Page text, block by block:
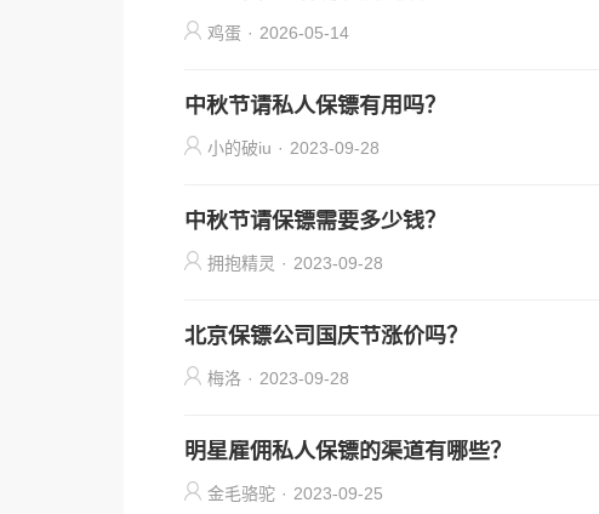
鸡蛋 · 2026-05-14
中秋节请私人保镖有用吗？
小的破iu · 2023-09-28
中秋节请保镖需要多少钱？
拥抱精灵 · 2023-09-28
北京保镖公司国庆节涨价吗？
梅洛 · 2023-09-28
明星雇佣私人保镖的渠道有哪些？
金毛骆驼 · 2023-09-25